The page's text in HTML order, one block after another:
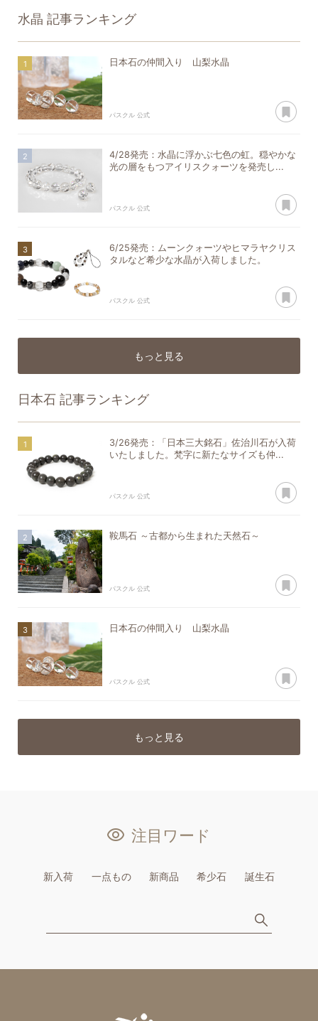
水晶 記事ランキング
日本石の仲間入り 山梨水晶
パスクル 公式
4/28発売：水晶に浮かぶ七色の虹。穏やかな
光の層をもつアイリスクォーツを発売し...
パスクル 公式
6/25発売：ムーンクォーツやヒマラヤクリス
タルなど希少な水晶が入荷しました。
パスクル 公式
もっと見る
日本石 記事ランキング
3/26発売：「日本三大銘石」佐治川石が入荷
いたしました。梵字に新たなサイズも仲...
パスクル 公式
鞍馬石 ～古都から生まれた天然石～
パスクル 公式
日本石の仲間入り 山梨水晶
パスクル 公式
もっと見る
注目ワード
新入荷 一点もの 新商品 希少石 誕生石